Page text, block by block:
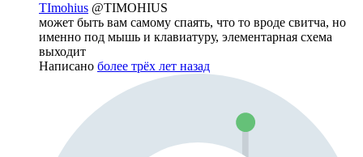
TImohius @TIMOHIUS
может быть вам самому спаять, что то вроде свитча, но
именно под мышь и клавиатуру, элементарная схема
выходит
Написано более трёх лет назад